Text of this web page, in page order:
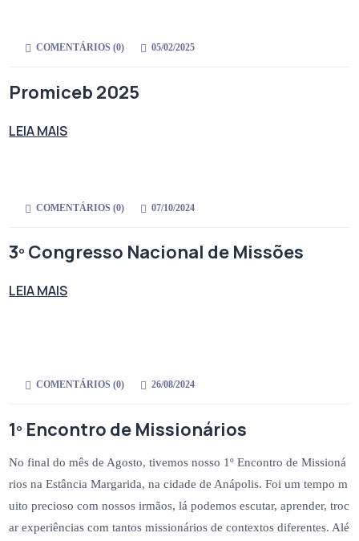
COMENTÁRIOS (0) 05/02/2025
Promiceb 2025
LEIA MAIS
COMENTÁRIOS (0) 07/10/2024
3º Congresso Nacional de Missões
LEIA MAIS
COMENTÁRIOS (0) 26/08/2024
1º Encontro de Missionários
No final do mês de Agosto, tivemos nosso 1º Encontro de Missioná
rios na Estância Margarida, na cidade de Anápolis. Foi um tempo m
uito precioso com nossos irmãos, lá podemos escutar, aprender, troc
ar experiências com tantos missionários de contextos diferentes. Alé